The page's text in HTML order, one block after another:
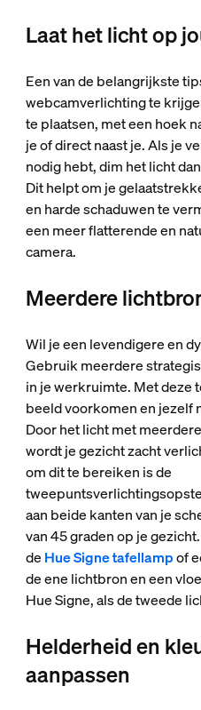
Laat het licht op
Een van de belangrijkste
webcamverlichting te
te plaatsen, met een hoek
je of direct naast je. Als je
nodig hebt, dim het licht
Dit helpt om je
en harde schaduwen te
een meer flatterende en
camera.
Meerdere
Wil je een levendigere en
Gebruik meerdere
in je werkruimte. Met deze
beeld voorkomen en jezelf
Door het licht met
wordt je gezicht zacht
om dit te bereiken is de
aan beide kanten van je
van 45 graden op je
de Hue Signe tafellampof
de ene lichtbron en een
Hue Signe, als de tweede
Helderheid en
aanpassen